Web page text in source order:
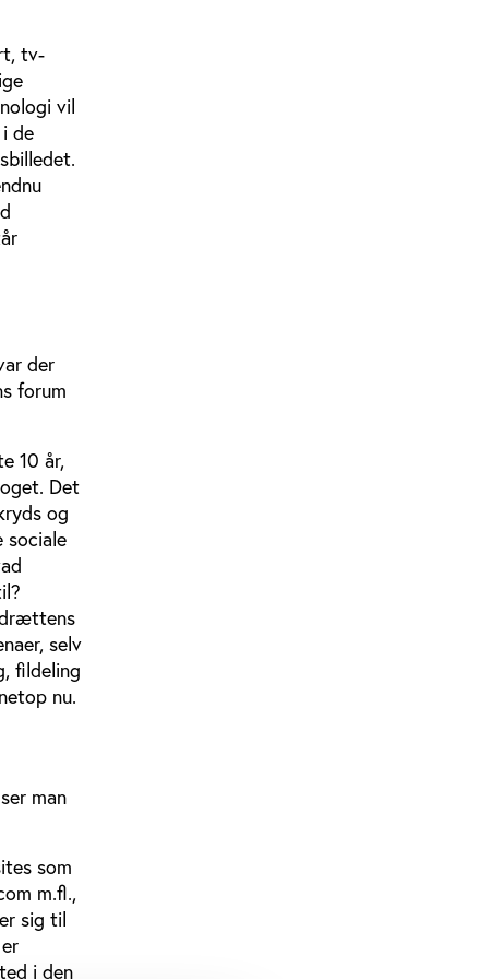
tv-
vil
de
der
forum
10 år,
Det
og
selv
fildeling
nu.
man
som
m.fl.,
sig til
i den